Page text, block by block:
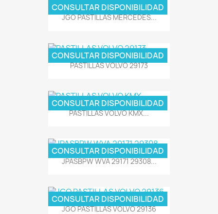
JGO PASTILLAS MERCEDES...
CONSULTAR DISPONIBILIDAD
PASTILLAS VOLVO 29173
CONSULTAR DISPONIBILIDAD
PASTILLAS VOLVO KMX...
CONSULTAR DISPONIBILIDAD
JPASBPW WVA 29171 29308...
CONSULTAR DISPONIBILIDAD
JGO PASTILLAS VOLVO 29136
CONSULTAR DISPONIBILIDAD